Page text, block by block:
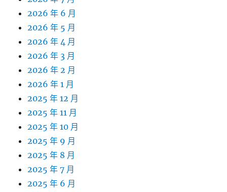
2026 年 6 月
2026 年 5 月
2026 年 4 月
2026 年 3 月
2026 年 2 月
2026 年 1 月
2025 年 12 月
2025 年 11 月
2025 年 10 月
2025 年 9 月
2025 年 8 月
2025 年 7 月
2025 年 6 月